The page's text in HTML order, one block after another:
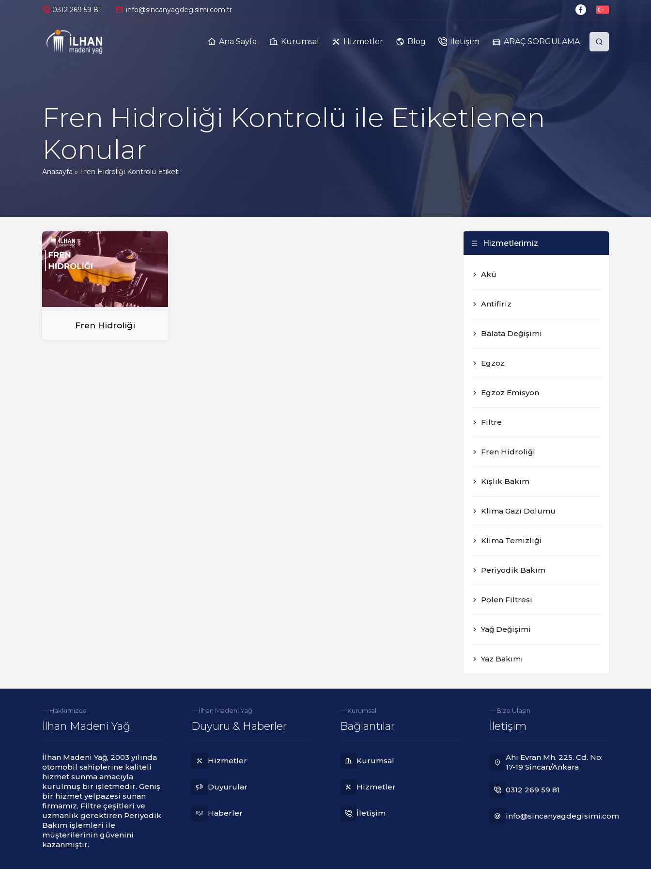
0312 269 59 81 info@sincanyagdegisimi.com.tr
Ana Sayfa Kurumsal Hizmetler Blog İletişim ARAÇ SORGULAMA
Fren Hidroliği Kontrolü ile Etiketlenen
Konular
Anasayfa » Fren Hidroliği Kontrolü Etiketi
Fren Hidroliği
Hizmetlerimiz
Akü
Antifiriz
Balata Değişimi
Egzoz
Egzoz Emisyon
Filtre
Fren Hidroliği
Kışlık Bakım
Klima Gazı Dolumu
Klima Temizliği
Periyodik Bakım
Polen Filtresi
Yağ Değişimi
Yaz Bakımı
Hakkımızda
İlhan Madeni Yağ
İlhan Madeni Yağ, 2003 yılında
otomobil sahiplerine kaliteli
hizmet sunma amacıyla
kurulmuş bir işletmedir. Geniş
bir hizmet yelpazesi sunan
firmamız, Filtre çeşitleri ve
uzmanlık gerektiren Periyodik
Bakım işlemleri ile
müşterilerinin güvenini
kazanmıştır.
İlhan Madeni Yağ
Duyuru & Haberler
Hizmetler
Duyurular
Haberler
Kurumsal
Bağlantılar
Kurumsal
Hizmetler
İletişim
Bize Ulaşın
İletişim
Ahi Evran Mh. 225. Cd. No:
17-19 Sincan/Ankara
0312 269 59 81
info@sincanyagdegisimi.com.tr